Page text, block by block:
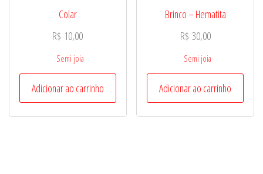
Colar
R$ 10,00
Semi joia
Adicionar ao carrinho
Brinco – Hematita
R$ 30,00
Semi joia
Adicionar ao carrinho